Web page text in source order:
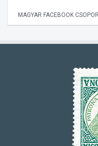
MAGYAR FACEBOOK